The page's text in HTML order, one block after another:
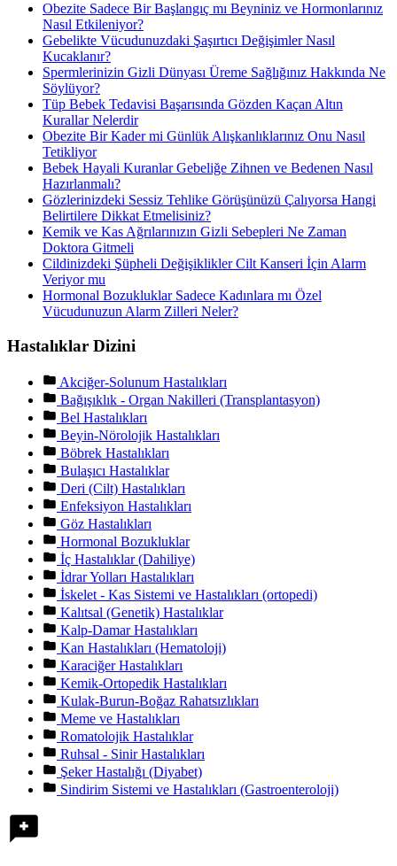
Obezite Sadece Bir Başlangıç mı Beyniniz ve Hormonlarınız
Nasıl Etkileniyor?
Gebelikte Vücudunuzdaki Şaşırtıcı Değişimler Nasıl
Kucaklanır?
Spermlerinizin Gizli Dünyası Üreme Sağlığınız Hakkında Ne
Söylüyor?
Tüp Bebek Tedavisi Başarısında Gözden Kaçan Altın
Kurallar Nelerdir
Obezite Bir Kader mi Günlük Alışkanlıklarınız Onu Nasıl
Tetikliyor
Bebek Hayali Kuranlar Gebeliğe Zihnen ve Bedenen Nasıl
Hazırlanmalı?
Gözlerinizdeki Sessiz Tehlike Görüşünüzü Çalıyorsa Hangi
Belirtilere Dikkat Etmelisiniz?
Kemik ve Kas Ağrılarınızın Gizli Sebepleri Ne Zaman
Doktora Gitmeli
Cildinizdeki Şüpheli Değişiklikler Cilt Kanseri İçin Alarm
Veriyor mu
Hormonal Bozukluklar Sadece Kadınlara mı Özel
Vücudunuzun Alarm Zilleri Neler?
Hastalıklar Dizini
Akciğer-Solunum Hastalıkları
Bağışıklık - Organ Nakilleri (Transplantasyon)
Bel Hastalıkları
Beyin-Nörolojik Hastalıkları
Böbrek Hastalıkları
Bulaşıcı Hastalıklar
Deri (Cilt) Hastalıkları
Enfeksiyon Hastalıkları
Göz Hastalıkları
Hormonal Bozukluklar
İç Hastalıklar (Dahiliye)
İdrar Yolları Hastalıkları
İskelet - Kas Sistemi ve Hastalıkları (ortopedi)
Kalıtsal (Genetik) Hastalıklar
Kalp-Damar Hastalıkları
Kan Hastalıkları (Hematoloji)
Karaciğer Hastalıkları
Kemik-Ortopedik Hastalıkları
Kulak-Burun-Boğaz Rahatsızlıkları
Meme ve Hastalıkları
Romatolojik Hastalıklar
Ruhsal - Sinir Hastalıkları
Şeker Hastalığı (Diyabet)
Sindirim Sistemi ve Hastalıkları (Gastroenteroloji)